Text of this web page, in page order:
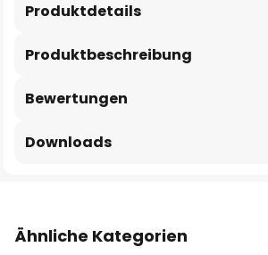
Produktbeschreibung
Produktdetails
Bewertungen
Downloads
Ähnliche Kategorien